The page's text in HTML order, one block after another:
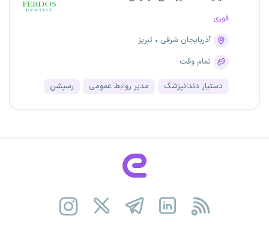
فوری
آذربایجان شرقی
تبریز
تمام وقت
دستیار دندانپزشک مدیر روابط عمومی رسپشن